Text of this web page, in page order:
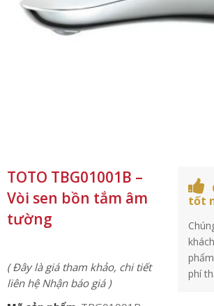
TOTO TBG01001B –
Vòi sen bồn tắm âm
tường
( Đây là giá tham khảo, chi tiết
liên hệ Nhận báo giá )
tốt
phí